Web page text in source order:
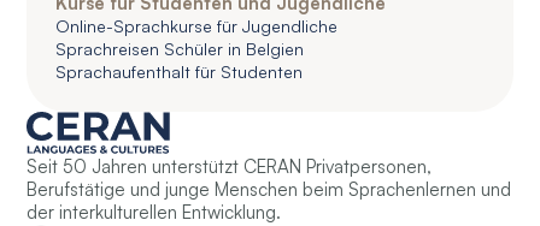
Online-Sprachkurse für Jugendliche
Sprachreisen Schüler in Belgien
Sprachaufenthalt für Studenten
Seit 50 Jahren unterstützt CERAN Privatpersonen,
Berufstätige und junge Menschen beim Sprachenlernen und
der interkulturellen Entwicklung.